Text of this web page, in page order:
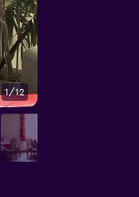
1/12